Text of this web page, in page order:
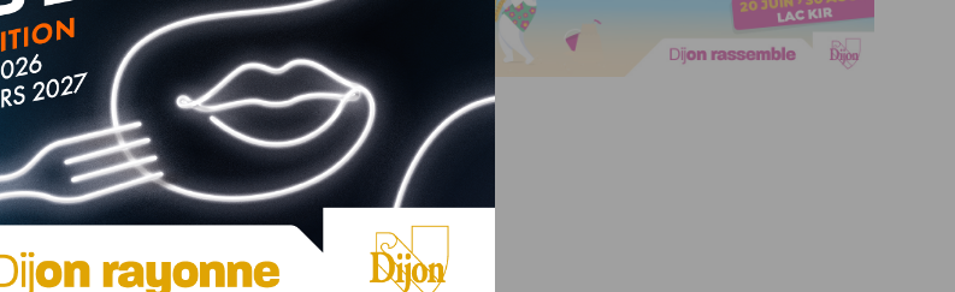
soixantaine de bons plans (suivre notre
pour bien accueillir les touristes.
en terme de nuitées (suivre notre lien)?